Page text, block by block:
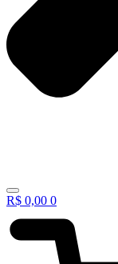
R$ 0,00 0